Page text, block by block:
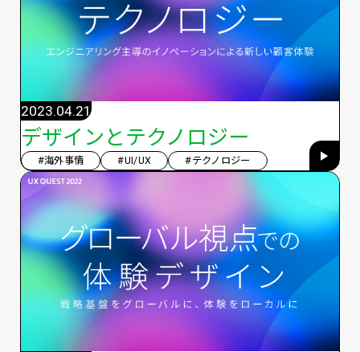
デザインとテクノロジー
2023.04.21
#海外事情 #UI/UX #テクノロジー